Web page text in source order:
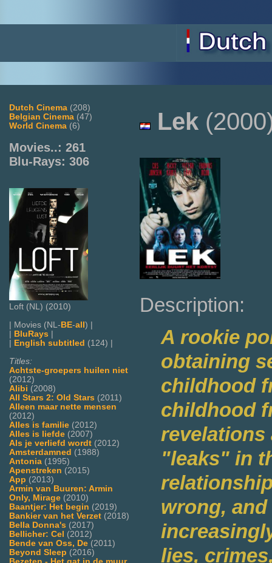
Dutch Cinema (208)
Belgian Cinema (47)
World Cinema (6)
Movies..: 261
Blu-Rays: 306
Loft (NL) (2010)
| Movies (NL- BE-all ) |
BluRays
English subtitled (124) |
Titles:
Achtste-groepers huilen niet
(2012)
Alibi (2008)
All Stars 2: Old Stars (2011)
Alleen maar nette mensen
(2012)
Alles is familie (2012)
Alles is liefde (2007)
Als je verliefd wordt (2012)
Amsterdamned (1988)
Antonia (1995)
Apenstreken (2015)
App (2013)
Armin van Buuren: Armin
Only, Mirage (2010)
Baantjer: Het begin (2019)
Bankier van het Verzet (2018)
Bella Donna's (2017)
Bellicher: Cel (2012)
Bende van Oss, De (2011)
Beyond Sleep (2016)
Lek
Description:
A rookie
obtaining
childhood
childhood
revelations
"leaks" in
wrong,
lies,